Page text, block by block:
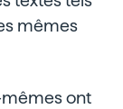
mêmes
ont